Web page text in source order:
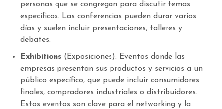
personas que se congregan para discutir temas
específicos. Las conferencias pueden durar varios
días y suelen incluir presentaciones, talleres y
debates.
Exhibitions(Exposiciones): Eventos donde las
empresas presentan sus productos y servicios a un
público específico, que puede incluir consumidores
finales, compradores industriales o distribuidores.
Estos eventos son clave para el networking y la